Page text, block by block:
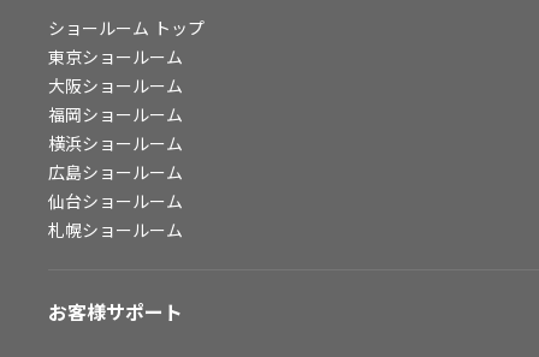
ショールーム トップ
東京ショールーム
大阪ショールーム
福岡ショールーム
横浜ショールーム
広島ショールーム
仙台ショールーム
札幌ショールーム
お客様サポート